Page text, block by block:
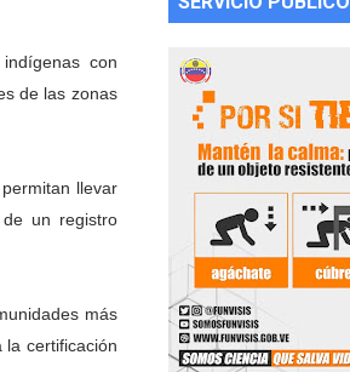
Comunales de la Unacom
2026
Niña Azulitense
emprendedores y productores
con
de las zonas
llevar
un registro
más
certificación